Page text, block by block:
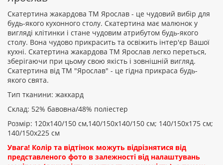
Скатертина жакардова ТМ Ярослав - це чудовий вибір для
будь-якого кухонного столу. Скатертина має малюнок у
вигляді клітинки і стане чудовим атрибутом будь-якого
столу. Вона чудово прикрасить та освіжить інтер'єр Вашої
кухні. Скатертина жакардова ТМ Ярослав легко переться,
зберігаючи при цьому свою якість і зовнішній вигляд.
Скатертина від ТМ "Ярослав" - це гідна прикраса будь-
якого свята.
Тип тканини: жаккард
Склад: 52% бавовна/48% поліестер
Розмір: 120х140/150 см,140/150х140/150 см; 140/150х175 см;
140/150х225 см
Увага! Колір та відтінок можуть відрізнятися від
представленого фото в залежності від налаштувань
Рейтинг:
ПРОДОВЖИТИ